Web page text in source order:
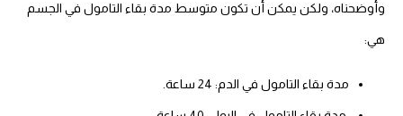
وأوضحناه، ولكن يمكن أن تكون متوسط مدة بقاء التامول في الجسم
هي:
مدة بقاء التامول في الدم: 24 ساعة.